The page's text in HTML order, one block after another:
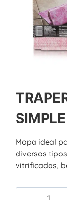
Mopa ideal
diversos
vitrificados,